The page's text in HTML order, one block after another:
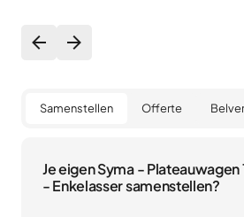
Samenstellen Offerte
Je eigen Syma - Plateauwagen
- Enkelasser samenstellen?